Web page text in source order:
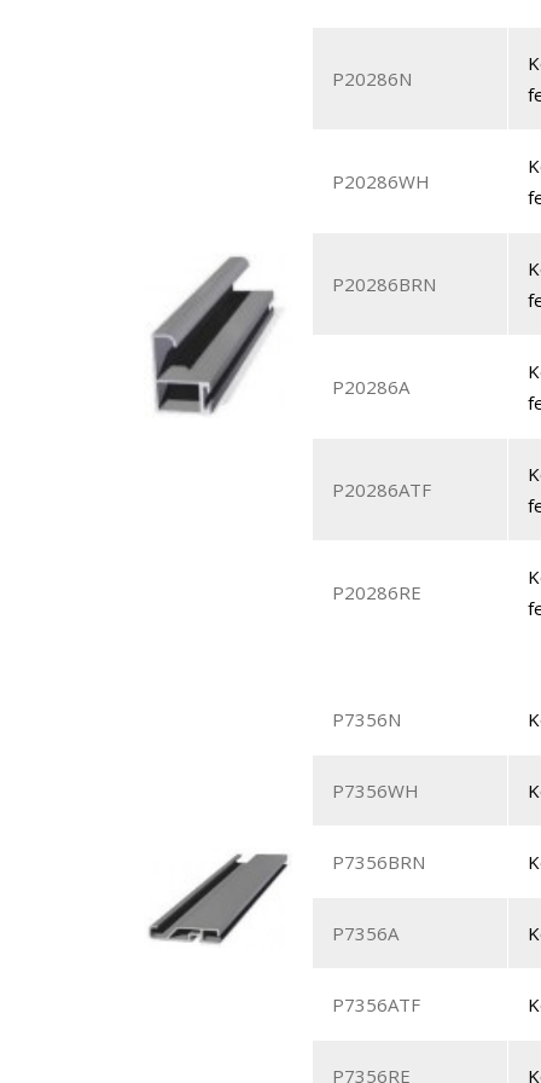
P20286N
P20286WH
P20286BRN
P20286A
P20286ATF
P20286RE
P7356N
P7356WH
P7356BRN
P7356A
P7356ATF
P7356RE